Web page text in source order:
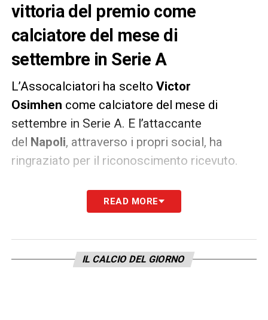
vittoria del premio come
calciatore del mese di
settembre in Serie A
L’Assocalciatori ha scelto Victor
Osimhen come calciatore del mese di
settembre in Serie A. E l’attaccante
del Napoli, attraverso i propri social, ha
ringraziato per il riconoscimento ricevuto.
«Sono molto orgoglioso per questo
riconoscimento attribuitomi
chi mi ha votato e spero di continuare a far
READ MORE
IL CALCIO DEL GIORNO